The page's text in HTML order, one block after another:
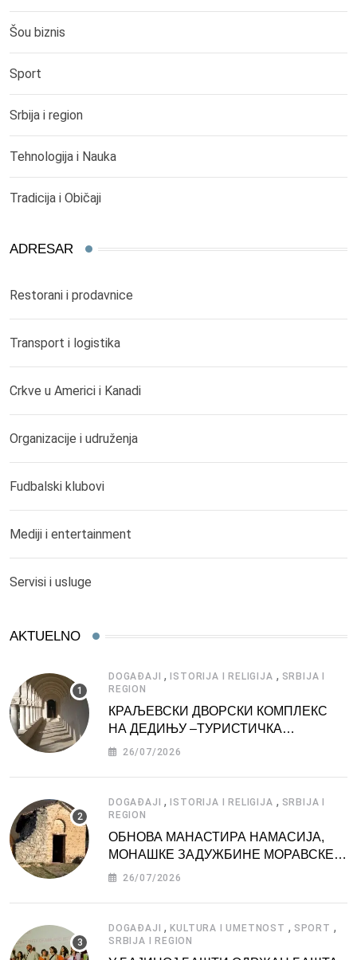
Šou biznis
Sport
Srbija i region
Tehnologija i Nauka
Tradicija i Običaji
ADRESAR
Restorani i prodavnice
Transport i logistika
Crkve u Americi i Kanadi
Organizacije i udruženja
Fudbalski klubovi
Mediji i entertainment
Servisi i usluge
AKTUELNO
DOGAĐAJI , ISTORIJA I RELIGIJA , SRBIJA I
REGION
КРАЉЕВСКИ ДВОРСКИ КОМПЛЕКС
НА ДЕДИЊУ –ТУРИСТИЧКА
АТРАКЦИЈА
26/07/2026
DOGAĐAJI , ISTORIJA I RELIGIJA , SRBIJA I
REGION
ОБНОВА МАНАСТИРА НАМАСИЈА,
МОНАШКЕ ЗАДУЖБИНЕ МОРАВСКЕ
СРБИЈЕ
26/07/2026
DOGAĐAJI ,KULTURA I UMETNOST , SPORT ,
SRBIJA I REGION